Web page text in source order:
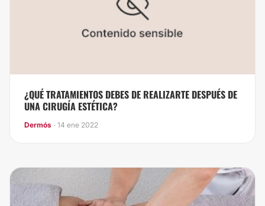
¿QUÉ TRATAMIENTOS DEBES DE REALIZARTE DESPUÉS DE
UNA CIRUGÍA ESTÉTICA?
Dermós · 14 ene 2022